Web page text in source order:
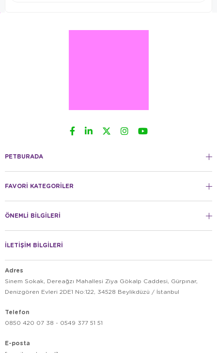
PETBURADA
FAVORİ KATEGORİLER
ÖNEMLİ BİLGİLERİ
İLETİŞİM BİLGİLERİ
Adres
Sinem Sokak, Dereağzı Mahallesi Ziya Gökalp Caddesi, Gürpınar,
Denizgören Evleri 2DE1 No:122, 34528 Beylikdüzü / İstanbul
Telefon
0850 420 07 38 - 0549 377 51 51
E-posta